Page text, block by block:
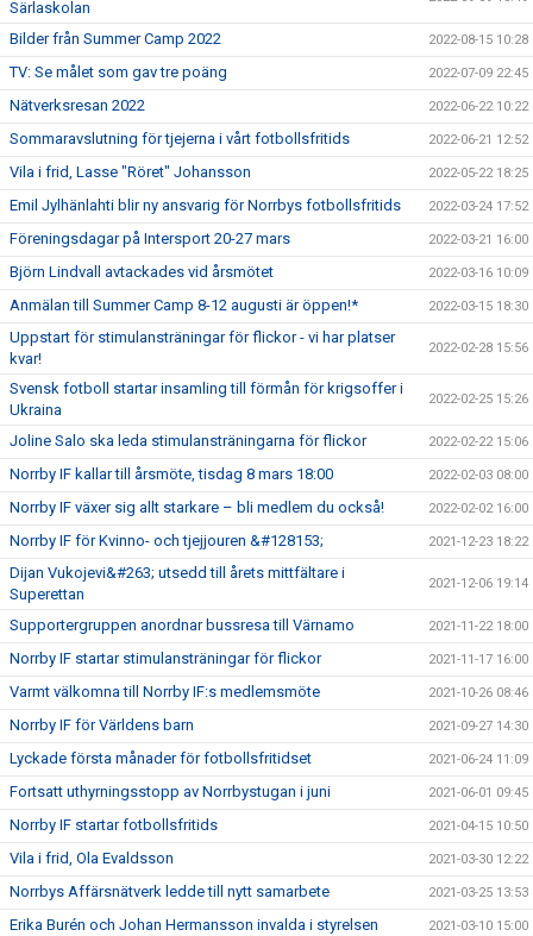
Särlaskolan
Bilder från Summer Camp 2022 2022-08-15 10:28
TV: Se målet som gav tre poäng 2022-07-09 22:45
Nätverksresan 2022 2022-06-22 10:22
Sommaravslutning för tjejerna i vårt fotbollsfritids 2022-06-21 12:52
Vila i frid, Lasse "Röret" Johansson 2022-05-22 18:25
Emil Jylhänlahti blir ny ansvarig för Norrbys fotbollsfritids 2022-03-24 17:52
Föreningsdagar på Intersport 20-27 mars 2022-03-21 16:00
Björn Lindvall avtackades vid årsmötet 2022-03-16 10:09
Anmälan till Summer Camp 8-12 augusti är öppen!* 2022-03-15 18:30
Uppstart för stimulansträningar för flickor - vi har platser
kvar!
2022-02-28 15:56
Svensk fotboll startar insamling till förmån för krigsoffer i
Ukraina
2022-02-25 15:26
Joline Salo ska leda stimulansträningarna för flickor 2022-02-22 15:06
Norrby IF kallar till årsmöte, tisdag 8 mars 18:00 2022-02-03 08:00
Norrby IF växer sig allt starkare – bli medlem du också! 2022-02-02 16:00
Norrby IF för Kvinno- och tjejjouren &#128153; 2021-12-23 18:22
Dijan Vukojevi&#263; utsedd till årets mittfältare i
Superettan
2021-12-06 19:14
Supportergruppen anordnar bussresa till Värnamo 2021-11-22 18:00
Norrby IF startar stimulansträningar för flickor 2021-11-17 16:00
Varmt välkomna till Norrby IF:s medlemsmöte 2021-10-26 08:46
Norrby IF för Världens barn 2021-09-27 14:30
Lyckade första månader för fotbollsfritidset 2021-06-24 11:09
Fortsatt uthyrningsstopp av Norrbystugan i juni 2021-06-01 09:45
Norrby IF startar fotbollsfritids 2021-04-15 10:50
Vila i frid, Ola Evaldsson 2021-03-30 12:22
Norrbys Affärsnätverk ledde till nytt samarbete 2021-03-25 13:53
Erika Burén och Johan Hermansson invalda i styrelsen 2021-03-10 15:00